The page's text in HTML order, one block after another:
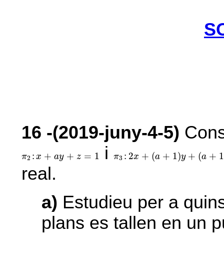
16 -(2019-juny-4-5)
π2 : x + ay + z = 1
π 2: x a y+z = 1 iπ3 : 2x + (a + 1)y + (a + 1
2 ( + ) + ( 1 )z 0
real.
a) Estudieu per a
plans es tallen en un